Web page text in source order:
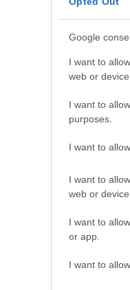
Google
I want to
web or
I want to
purposes.
I want to
I want to
web or
I want to
or app.
I want to